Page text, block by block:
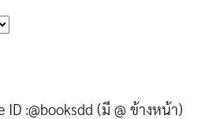
may
:@booksdd (มี @ ข้างหน้า)